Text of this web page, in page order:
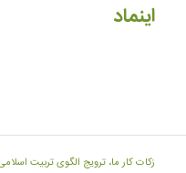
اینماد
زکات کار ما، ترویج الگوی تربیت